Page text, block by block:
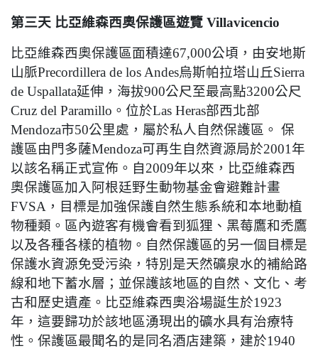
第三天 比亞維森西奧保護區遊覽 Villavicencio
比亞維森西奧保護區面積達67,000公頃，由安地斯
山脈Precordillera de los Andes烏斯帕拉塔山丘Sierra
de Uspallata延伸，海拔900公尺至最高點3200公尺
Cruz del Paramillo 。位於Las Heras部西北部
Mendoza市50公里處，屬於私人自然保護區。 保
護區由門多薩Mendoza可再生自然資源局於2001年
以該名稱正式宣佈。自2009年以來，比亞維森西
奧保護區加入阿根廷野生動物基金會避難計畫
FVSA ，目標是加強保護自然生態系統和本地動植
物種類。區內遊客有機會看到狐狸、黑莓鷹和禿鷹
以及各種各樣的植物。自然保護區的另一個目標是
保護水資源免受污染，特別是天然礦泉水的補給路
線和地下蓄水層；並保護該地區的自然、文化、考
古和歷史遺產。比亞維森西奧浴場誕生於1923
年，這要歸功於該地區湧現出的礦水具有治療特
性。保護區最聞名的是同名酒店建築，建於1940